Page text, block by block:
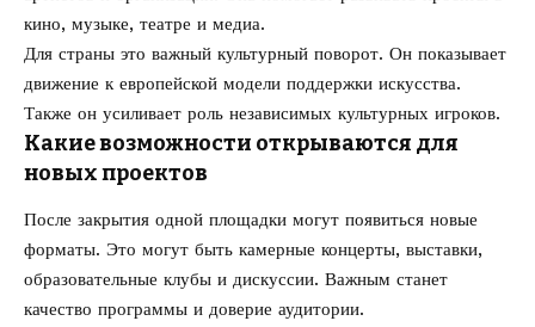
кино, музыке, театре и медиа.
Для страны это важный культурный поворот. Он показывает
движение к европейской модели поддержки искусства.
Также он усиливает роль независимых культурных игроков.
Какие возможности открываются для
новых проектов
После закрытия одной площадки могут появиться новые
форматы. Это могут быть камерные концерты, выставки,
образовательные клубы и дискуссии. Важным станет
качество программы и доверие аудитории.